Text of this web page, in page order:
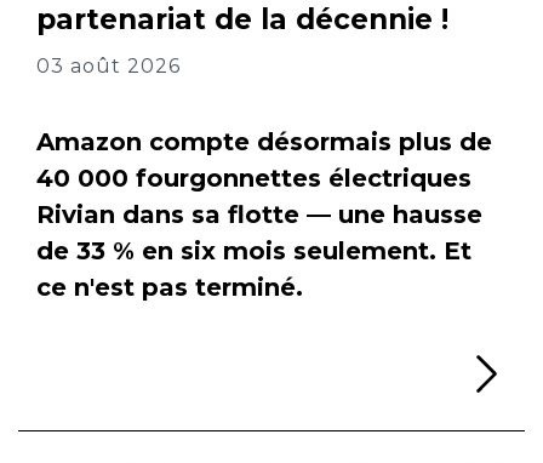
partenariat de la décennie !
03 août 2026
Amazon compte désormais plus de
40 000 fourgonnettes électriques
Rivian dans sa flotte — une hausse
de 33 % en six mois seulement. Et
ce n'est pas terminé.